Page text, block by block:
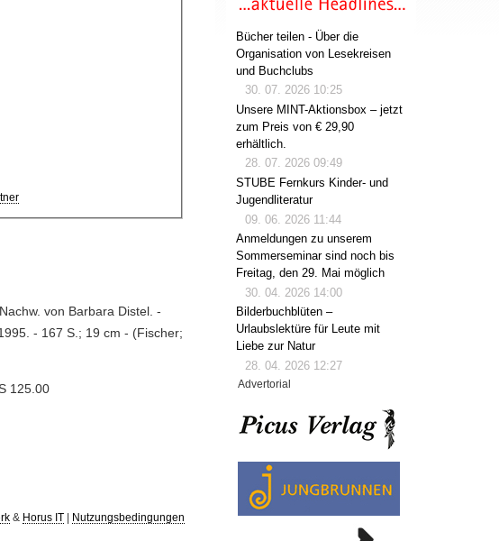
von Barbara Distel. -
- 167 S.; 19 cm - (Fischer;
125.00
& Horus IT Nutzungsbedingungen
Bücher teilen - Über die
Organisation von Lesekreisen
und Buchclubs
30. 07. 2026 10:25
Unsere MINT-Aktionsbox – jetzt
zum Preis von € 29,90
erhältlich.
28. 07. 2026 09:49
STUBE Fernkurs Kinder- und
Jugendliteratur
09. 06. 2026 11:44
Anmeldungen zu unserem
Sommerseminar sind noch bis
Freitag, den 29. Mai möglich
30. 04. 2026 14:00
Bilderbuchblüten –
Urlaubslektüre für Leute mit
Liebe zur Natur
28. 04. 2026 12:27
Advertorial